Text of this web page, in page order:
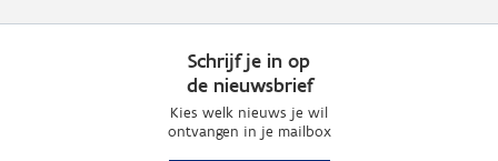
Schrijf je in op
de nieuwsbrief
Kies welk nieuws je wil
ontvangen in je mailbox